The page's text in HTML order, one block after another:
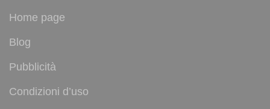
Home page
Blog
Pubblicità
Condizioni d’uso